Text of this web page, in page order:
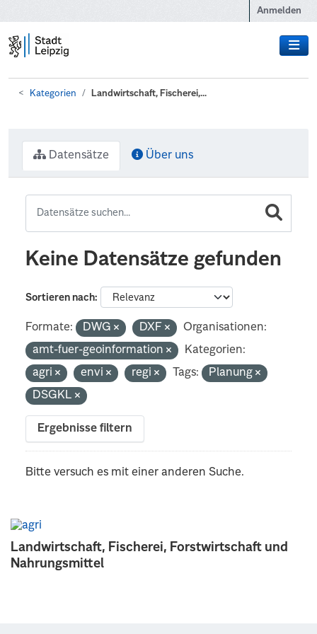
Anmelden
Kategorien Landwirtschaft, Fischerei,...
Landwirtschaft, Fischerei, Forstwirtschaft und
Nahrungsmittel
Datensätze Über uns
Keine Datensätze gefunden
Sortieren nach
Formate: DWG DXF
Organisationen:
amt-fuer-geoinformation
Kategorien:
agri
envi regi Tags:
Planung
DSGKL
Ergebnisse filtern
Bitte versuch es mit einer anderen Suche.